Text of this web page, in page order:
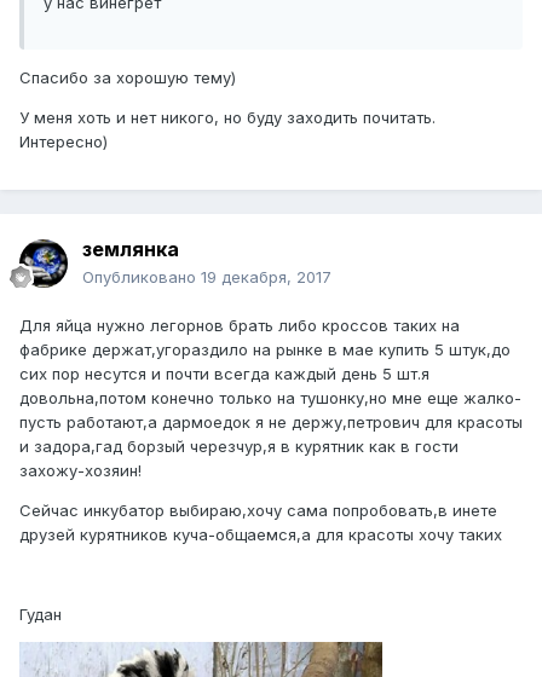
Спасибо за хорошую тему)
У меня хоть и нет никого, но буду заходить почитать.
Интересно)
землянка
Опубликовано 19 декабря, 2017
Для яйца нужно легорнов брать либо кроссов таких на
фабрике держат,угораздило на рынке в мае купить 5 штук,до
сих пор несутся и почти всегда каждый день 5 шт.я
довольна,потом конечно только на тушонку,но мне еще жалко-
пусть работают,а дармоедок я не держу,петрович для красоты
и задора,гад борзый черезчур,я в курятник как в гости
захожу-хозяин!
Сейчас инкубатор выбираю,хочу сама попробовать,в инете
друзей курятников куча-общаемся,а для красоты хочу таких
Гудан